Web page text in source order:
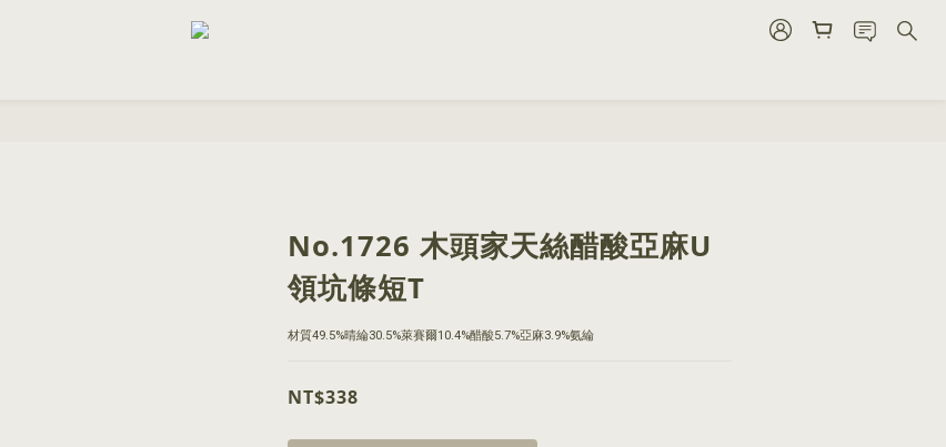
No.1726 木頭家天絲醋酸亞麻U
領坑條短T
材質49.5%晴綸30.5%萊賽爾10.4%醋酸5.7%亞麻3.9%氨綸
NT$338